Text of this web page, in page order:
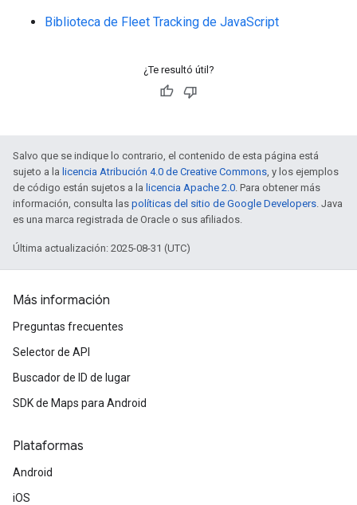
Biblioteca de Fleet Tracking de JavaScript
¿Te resultó útil?
Salvo que se indique lo contrario, el contenido de esta página está
sujeto a la licencia Atribución 4.0 de Creative Commons, y los ejemplos
de código están sujetos a la licencia Apache 2.0. Para obtener más
información, consulta las políticas del sitio de Google Developers. Java
es una marca registrada de Oracle o sus afiliados.
Última actualización: 2025-08-31 (UTC)
Más información
Preguntas frecuentes
Selector de API
Buscador de ID de lugar
SDK de Maps para Android
Plataformas
Android
iOS